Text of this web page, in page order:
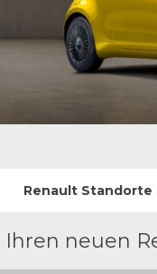
Renault Standorte
Ihren neuen